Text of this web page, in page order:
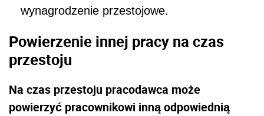
wynagrodzenie przestojowe.
Powierzenie innej pracy na czas
przestoju
Na czas przestoju pracodawca może
powierzyć pracownikowi inną odpowiednią